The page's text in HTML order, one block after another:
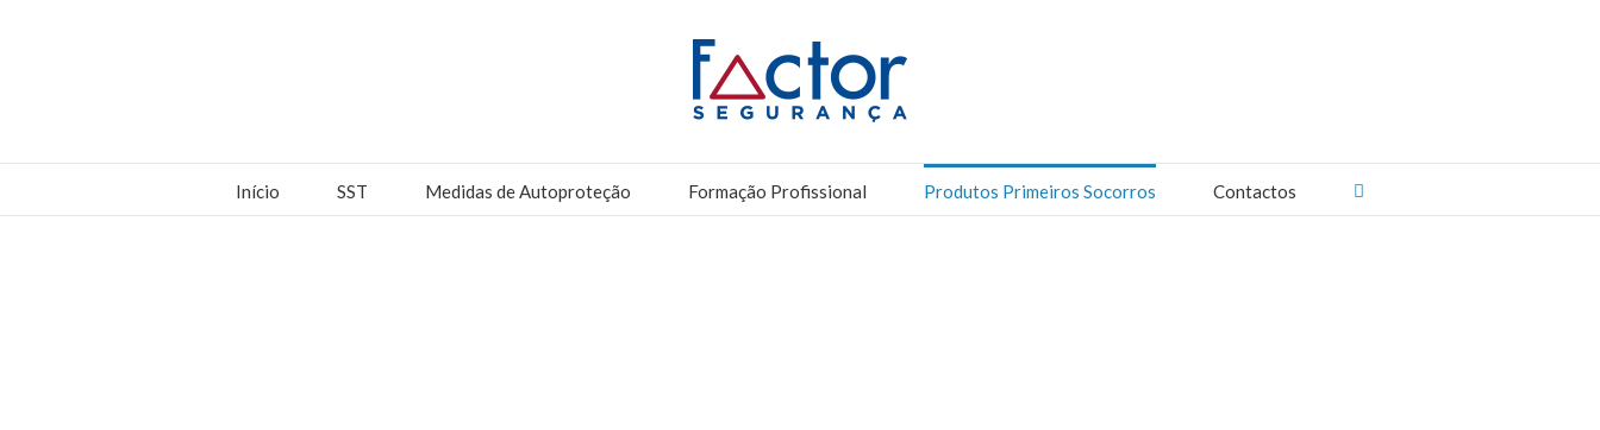
Início SST Medidas de Autoproteção Formação Profissional Produtos Primeiros Socorros Contactos